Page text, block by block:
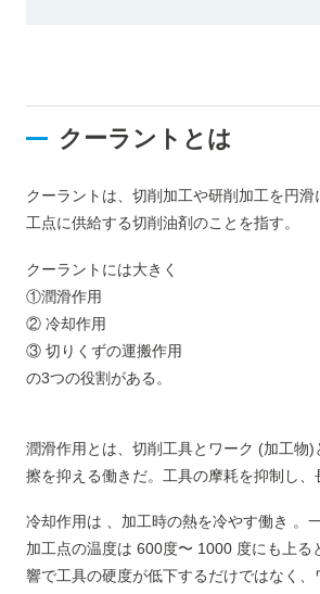
クーラントとは
クーラントは、切削加工や研削加工を円滑
工点に供給する切削油剤のことを指す。
クーラントには大きく
①潤滑作用
② 冷却作用
③ 切りくずの運搬作用
の3つの役割がある。
潤滑作用とは、切削工具とワーク (加工物
擦を抑える働きだ。工具の摩耗を抑制し、
冷却作用は 、加工時の熱を冷やす働き 。
加工点の温度は 600度〜 1000 度にも上る
響で工具の硬度が低下するだけではなく、